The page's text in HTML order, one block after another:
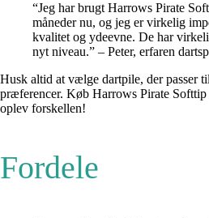
“Jeg har brugt Harrows Pirate
måneder nu, og jeg er virkelig
kvalitet og ydeevne. De har
nyt niveau.” – Peter, erfaren
Husk altid at vælge dartpile, der passer
præferencer. Køb Harrows Pirate
oplev forskellen!
Fordele